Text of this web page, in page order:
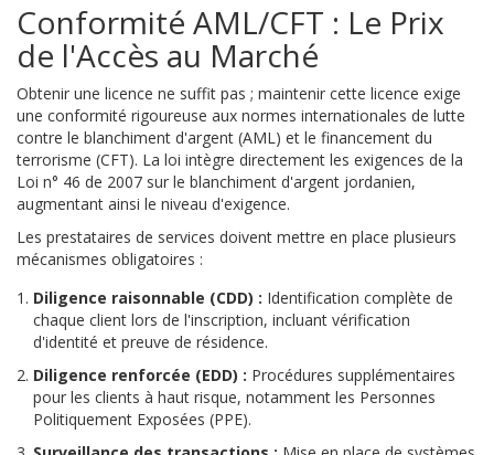
Conformité AML/CFT : Le Prix
de l'Accès au Marché
Obtenir une licence ne suffit pas ; maintenir cette licence exige
une conformité rigoureuse aux normes internationales de lutte
contre le blanchiment d'argent (AML) et le financement du
terrorisme (CFT). La loi intègre directement les exigences de la
Loi n° 46 de 2007 sur le blanchiment d'argent jordanien,
augmentant ainsi le niveau d'exigence.
Les prestataires de services doivent mettre en place plusieurs
mécanismes obligatoires :
Diligence raisonnable (CDD) : Identification complète de
chaque client lors de l'inscription, incluant vérification
d'identité et preuve de résidence.
Diligence renforcée (EDD) : Procédures supplémentaires
pour les clients à haut risque, notamment les Personnes
Politiquement Exposées (PPE).